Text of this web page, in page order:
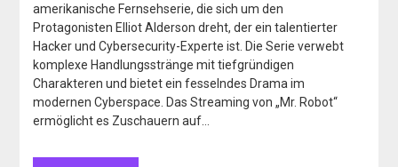
amerikanische Fernsehserie, die sich um den
Protagonisten Elliot Alderson dreht, der ein talentierter
Hacker und Cybersecurity-Experte ist. Die Serie verwebt
komplexe Handlungsstränge mit tiefgründigen
Charakteren und bietet ein fesselndes Drama im
modernen Cyberspace. Das Streaming von „Mr. Robot“
ermöglicht es Zuschauern auf…